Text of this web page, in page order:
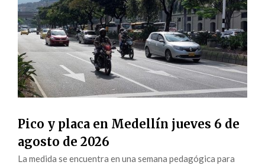
Pico y placa en Medellín jueves 6 de
agosto de 2026
La medida se encuentra en una semana pedagógica para